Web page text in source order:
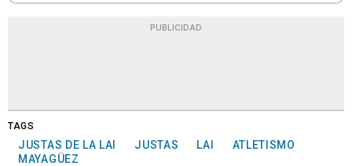
PUBLICIDAD
TAGS
JUSTAS DE LA LAI JUSTAS LAI
ATLETISMO
MAYAGÜEZ